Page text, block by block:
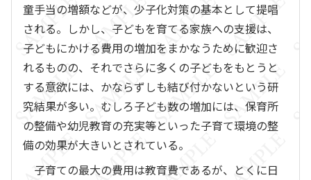
童手当の増額などが、少子化対策の基本として提唱
される。しかし、子どもを育てる家族への支援は、
子どもにかける費用の増加をまかなうために歓迎さ
れるものの、それでさらに多くの子どもをもとうと
する意欲には、かならずしも結び付かないという研
究結果が多い。むしろ子ども数の増加には、保育所
の整備や幼児教育の充実等といった子育て環境の整
備の効果が大きいとされている。
子育ての最大の費用は教育費であるが、とくに日